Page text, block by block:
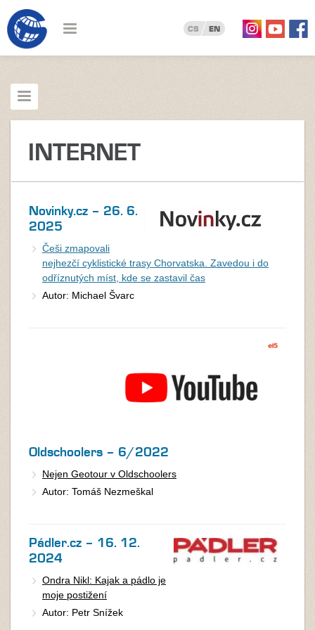
CS EN
INTERNET
Novinky.cz – 26. 6.
2025
Češi zmapovali
nejhezčí cyklistické trasy Chorvatska. Zavedou i do
odříznutých míst, kde se zastavil čas
Autor: Michael Švarc
Oldschoolers – 6/2022
Nejen Geotour v Oldschoolers
Autor: Tomáš Nezmeškal
Pádler.cz – 16. 12.
2024
Ondra Nikl: Kajak a pádlo je
moje postižení
Autor: Petr Snížek